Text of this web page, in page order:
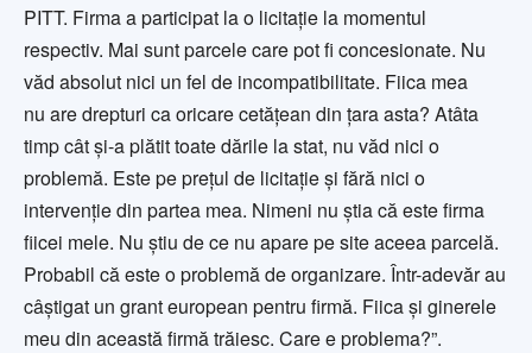
PITT. Firma a participat la o licitaţie la momentul
respectiv. Mai sunt parcele care pot fi concesionate. Nu
văd absolut nici un fel de incompatibilitate. Fiica mea
nu are drepturi ca oricare cetăţean din ţara asta? Atâta
timp cât şi-a plătit toate dările la stat, nu văd nici o
problemă. Este pe preţul de licitaţie şi fără nici o
intervenţie din partea mea. Nimeni nu ştia că este firma
fiicei mele. Nu ştiu de ce nu apare pe site aceea parcelă.
Probabil că este o problemă de organizare. Într-adevăr au
câştigat un grant european pentru firmă. Fiica şi ginerele
meu din această firmă trăiesc. Care e problema?”.